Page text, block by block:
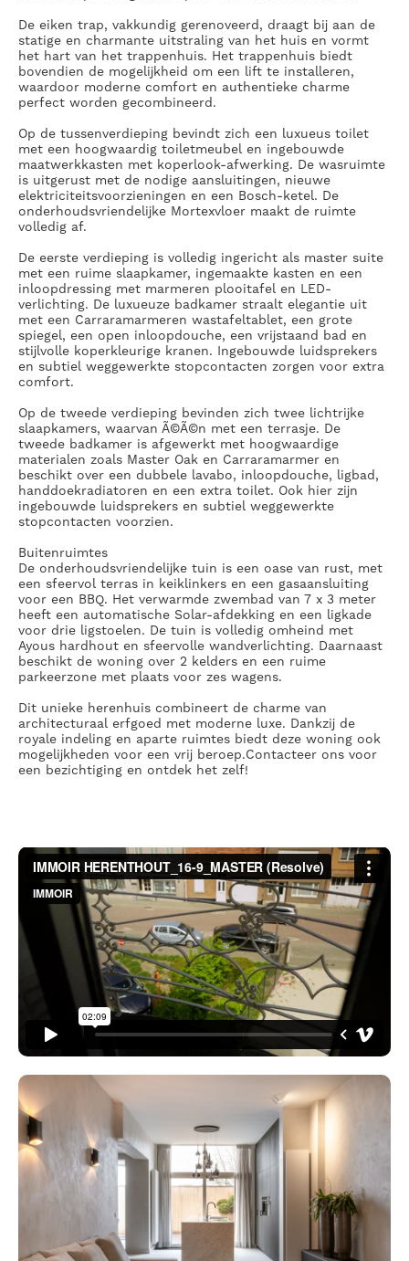
De eiken trap, vakkundig gerenoveerd, draagt bij aan de
statige en charmante uitstraling van het huis en vormt
het hart van het trappenhuis. Het trappenhuis biedt
bovendien de mogelijkheid om een lift te installeren,
waardoor moderne comfort en authentieke charme
perfect worden gecombineerd.
Op de tussenverdieping bevindt zich een luxueus toilet
met een hoogwaardig toiletmeubel en ingebouwde
maatwerkkasten met koperlook-afwerking. De wasruimte
is uitgerust met de nodige aansluitingen, nieuwe
elektriciteitsvoorzieningen en een Bosch-ketel. De
onderhoudsvriendelijke Mortexvloer maakt de ruimte
volledig af.
De eerste verdieping is volledig ingericht als master suite
met een ruime slaapkamer, ingemaakte kasten en een
inloopdressing met marmeren plooitafel en LED-
verlichting. De luxueuze badkamer straalt elegantie uit
met een Carraramarmeren wastafeltablet, een grote
spiegel, een open inloopdouche, een vrijstaand bad en
stijlvolle koperkleurige kranen. Ingebouwde luidsprekers
en subtiel weggewerkte stopcontacten zorgen voor extra
comfort.
Op de tweede verdieping bevinden zich twee lichtrijke
slaapkamers, waarvan Ã©Ã©n met een terrasje. De
tweede badkamer is afgewerkt met hoogwaardige
materialen zoals Master Oak en Carraramarmer en
beschikt over een dubbele lavabo, inloopdouche, ligbad,
handdoekradiatoren en een extra toilet. Ook hier zijn
ingebouwde luidsprekers en subtiel weggewerkte
stopcontacten voorzien.
Buitenruimtes
De onderhoudsvriendelijke tuin is een oase van rust, met
een sfeervol terras in keiklinkers en een gasaansluiting
voor een BBQ. Het verwarmde zwembad van 7 x 3 meter
heeft een automatische Solar-afdekking en een ligkade
voor drie ligstoelen. De tuin is volledig omheind met
Ayous hardhout en sfeervolle wandverlichting. Daarnaast
beschikt de woning over 2 kelders en een ruime
parkeerzone met plaats voor zes wagens.
Dit unieke herenhuis combineert de charme van
architecturaal erfgoed met moderne luxe. Dankzij de
royale indeling en aparte ruimtes biedt deze woning ook
mogelijkheden voor een vrij beroep.Contacteer ons voor
een bezichtiging en ontdek het zelf!